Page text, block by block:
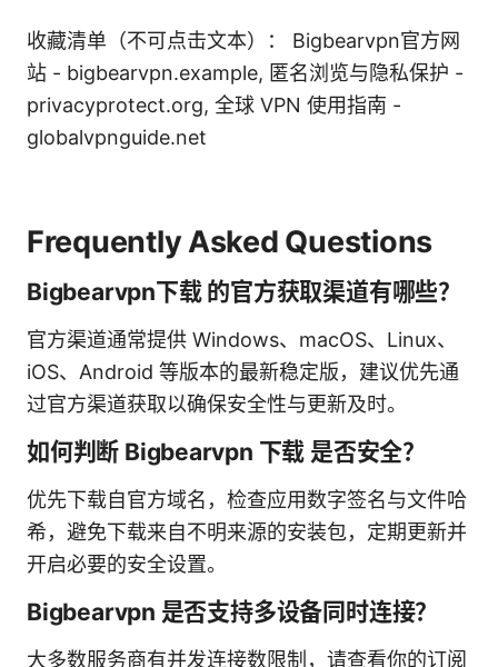
收藏清单（不可点击文本）： Bigbearvpn官方网
站 - bigbearvpn.example, 匿名浏览与隐私保护 -
privacyprotect.org, 全球 VPN 使用指南 -
globalvpnguide.net
Frequently Asked Questions
Bigbearvpn下载 的官方获取渠道有哪些？
官方渠道通常提供 Windows、macOS、Linux、
iOS、Android 等版本的最新稳定版，建议优先通
过官方渠道获取以确保安全性与更新及时。
如何判断 Bigbearvpn 下载 是否安全？
优先下载自官方域名，检查应用数字签名与文件哈
希，避免下载来自不明来源的安装包，定期更新并
开启必要的安全设置。
Bigbearvpn 是否支持多设备同时连接？
大多数服务商有并发连接数限制，请查看你的订阅